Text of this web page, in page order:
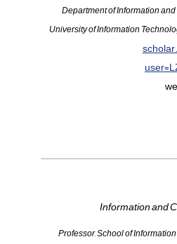
Department of Information
University of Information
Information and
Professor, School of